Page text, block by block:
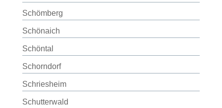
Schömberg
Schönaich
Schöntal
Schorndorf
Schriesheim
Schutterwald